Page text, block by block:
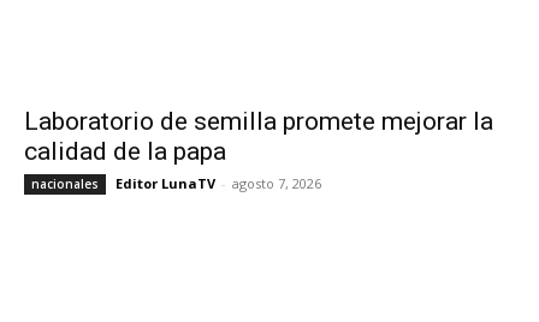
Laboratorio de semilla promete mejorar la
calidad de la papa
nacionales Editor LunaTV - agosto 7, 2026